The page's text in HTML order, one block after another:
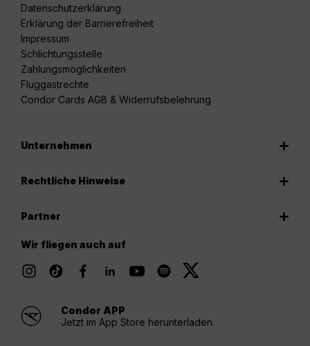
Datenschutzerklärung
Erklärung der Barrierefreiheit
Impressum
Schlichtungsstelle
Zahlungsmöglichkeiten
Fluggastrechte
Condor Cards AGB & Widerrufsbelehrung
Unternehmen
Rechtliche Hinweise
Partner
Wir fliegen auch auf
Condor APP
Jetzt im App Store herunterladen.